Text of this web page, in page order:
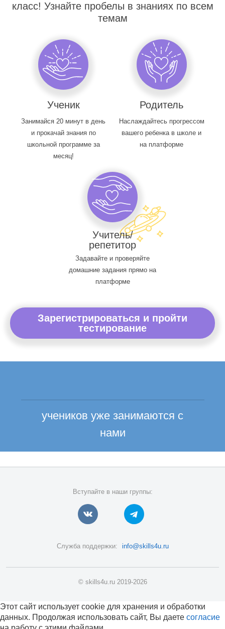
класс! Узнайте пробелы в знаниях по всем
темам
Ученик
Занимайся 20 минут в день
и прокачай знания по
школьной программе за
месяц!
Родитель
Наслаждайтесь прогрессом
вашего ребенка в школе и
на платформе
Учитель/
репетитор
Задавайте и проверяйте
домашние задания прямо на
платформе
Зарегистрироваться и пройти
тестирование
учеников уже занимаются с
нами
Вступайте в наши группы:
Служба поддержки: info@skills4u.ru
© skills4u.ru 2019-2026
Этот сайт использует cookie для хранения и обработки
данных. Продолжая использовать сайт, Вы даете согласие